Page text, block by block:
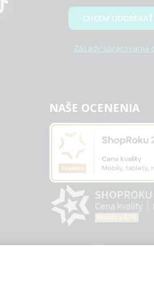
CHCEM
Zásady spracovania
NAŠE OCENENIA